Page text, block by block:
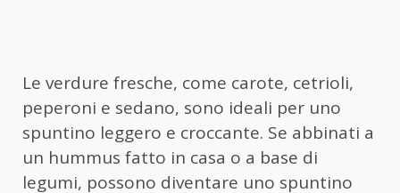
Le verdure fresche, come carote, cetrioli,
peperoni e sedano, sono ideali per uno
spuntino leggero e croccante. Se abbinati a
un hummus fatto in casa o a base di
legumi, possono diventare uno spuntino